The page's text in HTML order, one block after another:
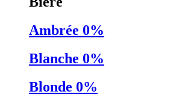
Ambrée 0%
Blanche 0%
Blonde 0%